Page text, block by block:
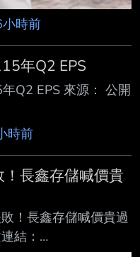
時前
年Q2 EPS
Q2 EPS 來源： 公開
mops/web/t05sr01
通過日期:115/08/05
資訊報導期間 起訖日
01/01~115/06/
業收入(仟
時前
長鑫存儲喊價貴
！長鑫存儲喊價貴過
結：